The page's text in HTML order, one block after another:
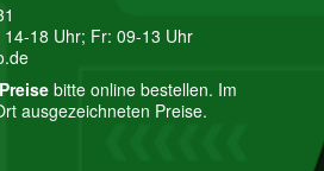
18 Uhr; Fr: 09-13 Uhr
bitte online bestellen. Im
ausgezeichneten Preise.